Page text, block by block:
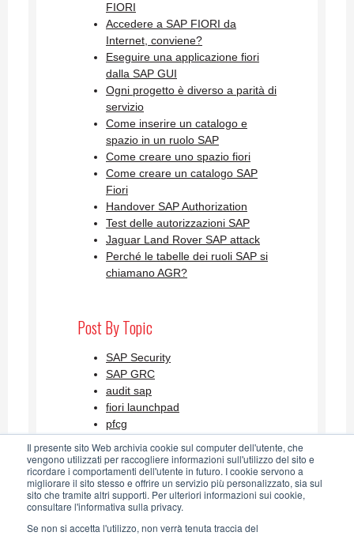
Il presente sito Web archivia cookie sul computer dell'utente, che
vengono utilizzati per raccogliere informazioni sull'utilizzo del sito e
ricordare i comportamenti dell'utente in futuro. I cookie servono a
migliorare il sito stesso e offrire un servizio più personalizzato, sia sul
sito che tramite altri supporti. Per ulteriori informazioni sui cookie,
consultare l'informativa sulla privacy.
Se non si accetta l'utilizzo, non verrà tenuta traccia del
FIORI
Accedere a SAP FIORI da
Internet, conviene?
Eseguire una applicazione fiori
dalla SAP GUI
Ogni progetto è diverso a parità di
servizio
Come inserire un catalogo e
spazio in un ruolo SAP
Come creare uno spazio fiori
Come creare un catalogo SAP
Fiori
Handover SAP Authorization
Test delle autorizzazioni SAP
Jaguar Land Rover SAP attack
Perché le tabelle dei ruoli SAP si
chiamano AGR?
Post By Topic
SAP Security
SAP GRC
audit sap
fiori launchpad
pfcg
SAP Security Blog AGLEA RSS